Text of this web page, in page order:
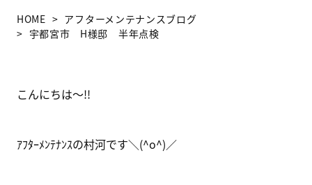
HOME
アフターメンテナンスブログ
宇都宮市 H様邸 半年点検
こんにちは～!!
ｱﾌﾀｰﾒﾝﾃﾅﾝｽの村河です＼(^o^)／